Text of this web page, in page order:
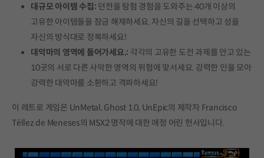
대규모 아이템 수집: 던전을 탐험 경험을 도와주는 40개 이상의
고유한 아이템들을 잠금 해제하세요. 자신의 길을 선택하고 성을
자신의 방식대로 정복하세요!
대악마의 영역에 들어가세요.: 각각의 고유한 도전 과제를 안고 있는
10곳의 서로 다른 사악한 영역의 위험에 맞서세요. 강력한 인을 모아
강력한 대악마를 소환하고 격파하세요!
이 레트로 게임은 UnMetal, Ghost 1.0, UnEpic의 제작자 Francisco
Téllez de Meneses의 MSX2 명작에 대한 애정 어린 헌사입니다.